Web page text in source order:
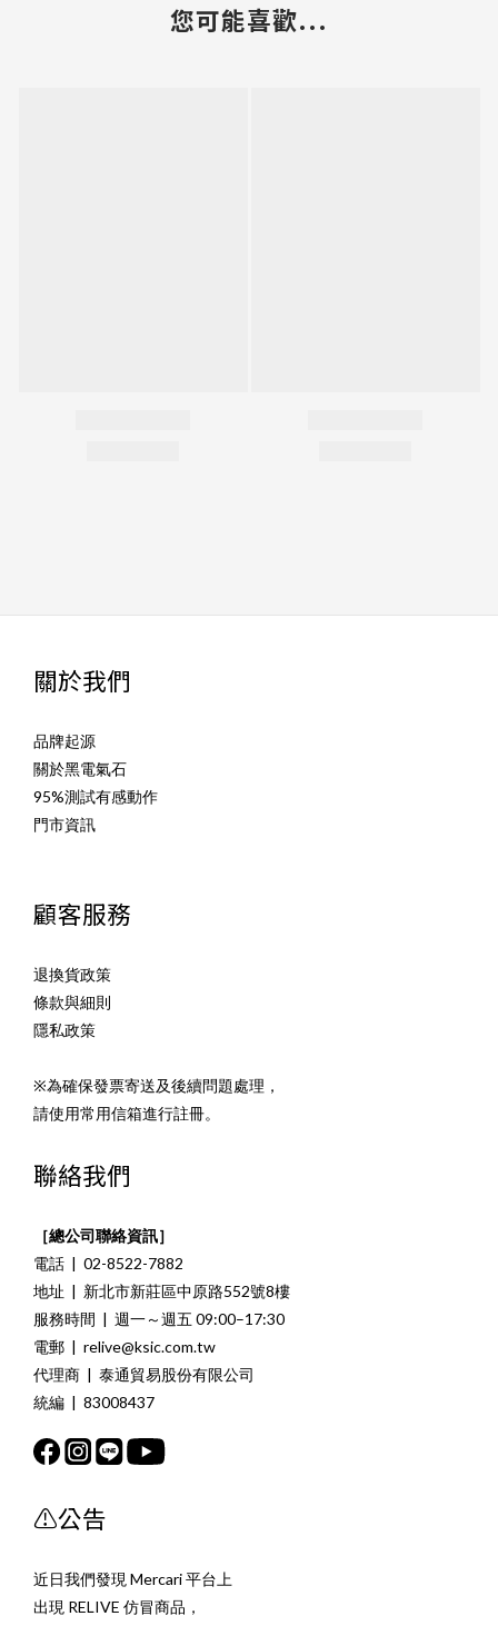
您可能喜歡...
關於我們
品牌起源
關於黑電氣石
95%測試有感動作
門市資訊
顧客服務
退換貨政策
條款與細則
隱私政策
※為確保發票寄送及後續問題處理，
請使用常用信箱進行註冊。
聯絡我們
［總公司聯絡資訊］
電話 | 02-8522-7882
地址 | 新北市新莊區中原路552號8樓
服務時間 | 週一～週五 09:00–17:30
電郵 | relive@ksic.com.tw
代理商 | 泰通貿易股份有限公司
統編 | 83008437
⚠️公告
近日我們發現 Mercari 平台上
出現 RELIVE 仿冒商品，